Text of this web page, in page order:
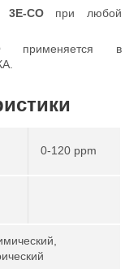
3E-CO при любой
применяется в
0-120 ppm